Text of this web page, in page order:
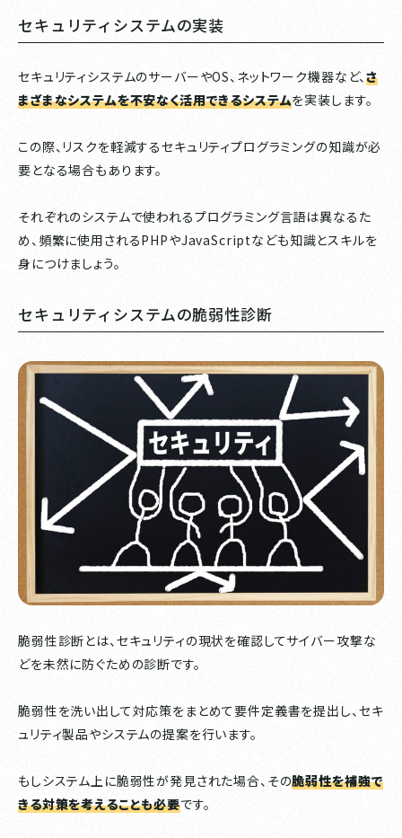
セキュリティシステムの実装
セキュリティシステムのサーバーやOS、ネットワーク機器など、さ
まざまなシステムを不安なく活用できるシステムを実装します。
この際、リスクを軽減するセキュリティプログラミングの知識が必
要となる場合もあります。
それぞれのシステムで使われるプログラミング言語は異なるた
め、頻繁に使用されるPHPやJavaScriptなども知識とスキルを
身につけましょう。
セキュリティシステムの脆弱性診断
脆弱性診断とは、セキュリティの現状を確認してサイバー攻撃な
どを未然に防ぐための診断です。
脆弱性を洗い出して対応策をまとめて要件定義書を提出し、セキ
ュリティ製品やシステムの提案を行います。
もしシステム上に脆弱性が発見された場合、その脆弱性を補強で
きる対策を考えることも必要です。